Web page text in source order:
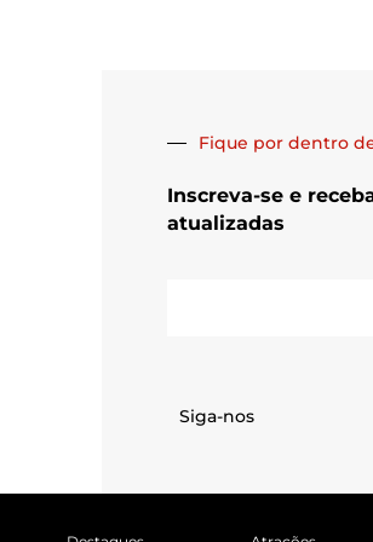
Fique por dentro
Inscreva-se e
atualizadas
Siga-nos